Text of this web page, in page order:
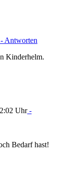
Antworten
Kinderhelm.
Uhr-
Bedarf hast!